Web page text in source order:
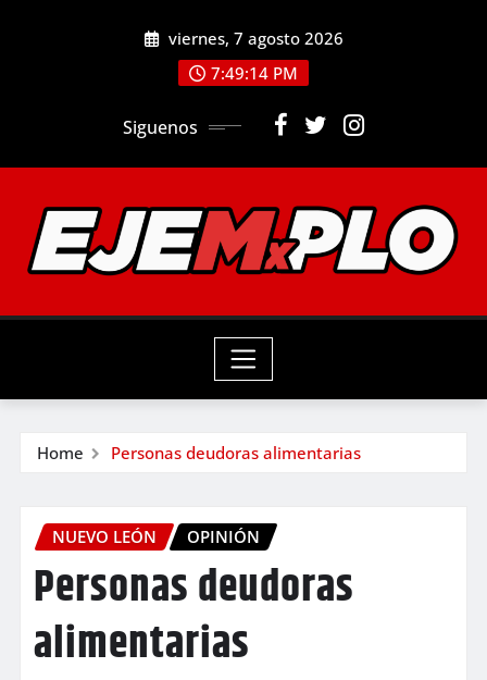
viernes, 7 agosto 2026
7:49:15 PM
Siguenos
Home Personas deudoras alimentarias
NUEVO LEÓN OPINIÓN
Personas deudoras
alimentarias